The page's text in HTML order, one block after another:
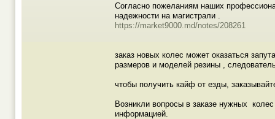
Согласно пожеланиям наших
надежности на магистрали .
https://market9000.md/notes/208261
заказ новых колес может оказаться
размеров и моделей резины ,
чтобы получить кайф от езды,
Возникли вопросы в заказе нужных
информацией.